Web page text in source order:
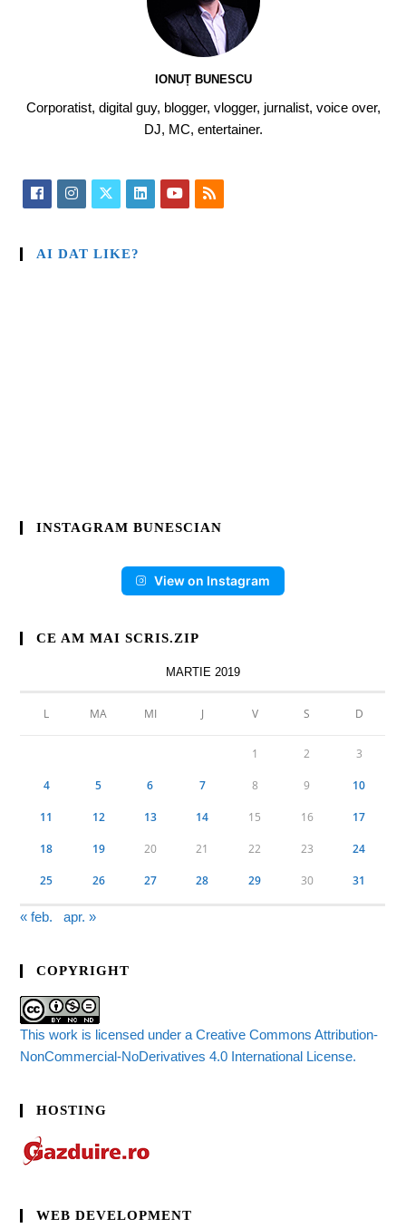
IONUȚ BUNESCU
Corporatist, digital guy, blogger, vlogger, jurnalist, voice over,
DJ, MC, entertainer.
AI DAT LIKE?
INSTAGRAM BUNESCIAN
View on Instagram
CE AM MAI SCRIS.ZIP
MARTIE 2019
L MA MI J V S D
1 2 3
4 5 6 7 8 9 10
11 12 13 14 15 16 17
18 19 20 21 22 23 24
25 26 27 28 29 30 31
« feb. apr. »
COPYRIGHT
This work is licensed under a Creative Commons Attribution-
NonCommercial-NoDerivatives 4.0 International License.
HOSTING
WEB DEVELOPMENT